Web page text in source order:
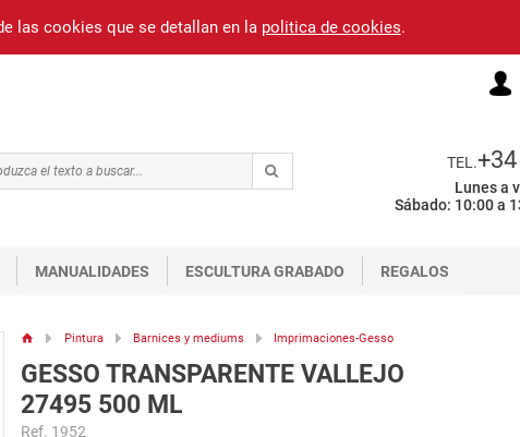
las cookies que se detallan en la politica de cookies.
TEL.
Lunes a
Sábado: 10:00 a
MANUALIDADES ESCULTURA GRABADO REGALOS
Pintura Barnices y mediums Imprimaciones-Gesso
GESSO TRANSPARENTE VALLEJO
27495 500 ML
Ref. 1952